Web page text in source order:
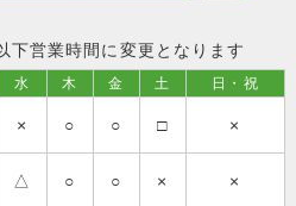
営業時間に変更となります
水 木 金 土
日・祝
× ○ ○ □ ×
△ ○ ○ × ×